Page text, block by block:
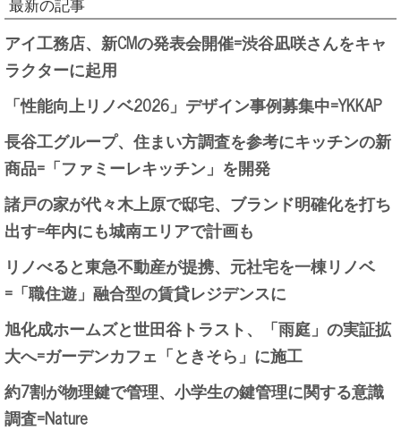
最新の記事
アイ工務店、新CMの発表会開催=渋谷凪咲さんをキャ
ラクターに起用
「性能向上リノベ2026」デザイン事例募集中=YKKAP
長谷工グループ、住まい方調査を参考にキッチンの新
商品=「ファミーレキッチン」を開発
諸戸の家が代々木上原で邸宅、ブランド明確化を打ち
出す=年内にも城南エリアで計画も
リノべると東急不動産が提携、元社宅を一棟リノベ
=「職住遊」融合型の賃貸レジデンスに
旭化成ホームズと世田谷トラスト、「雨庭」の実証拡
大へ=ガーデンカフェ「ときそら」に施工
約7割が物理鍵で管理、小学生の鍵管理に関する意識
調査=Nature